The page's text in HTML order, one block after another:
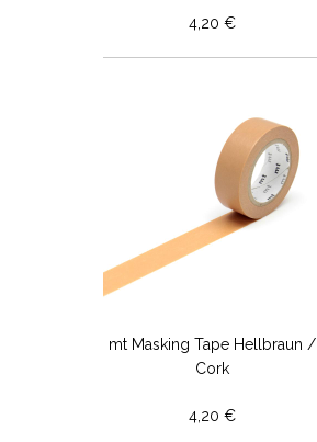
4,20 €
mt Masking Tape Hellbraun /
Cork
4,20 €